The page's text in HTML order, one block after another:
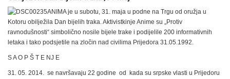
ANIMA je u subotu, 31. maja u podne na Trgu od oružja u
Kotoru obilježila Dan bijelih traka. Aktivistkinje Anime su „Protiv
ravnodušnosti“ simbolično nosile bijele trake i podijelile 200 informativnih
letaka i tako podsjetile na zločin nad civilima Prijedora 31.05.1992.
S A O P Š T E NJ E
31. 05. 2014. se navršavaju 22 godine od kada su srpske vlasti u Prijedoru